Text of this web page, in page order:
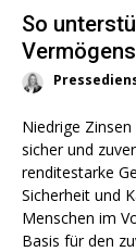
So
Niedrige
sicher und
renditestarke
Sicherheit und
Menschen im
Basis für den